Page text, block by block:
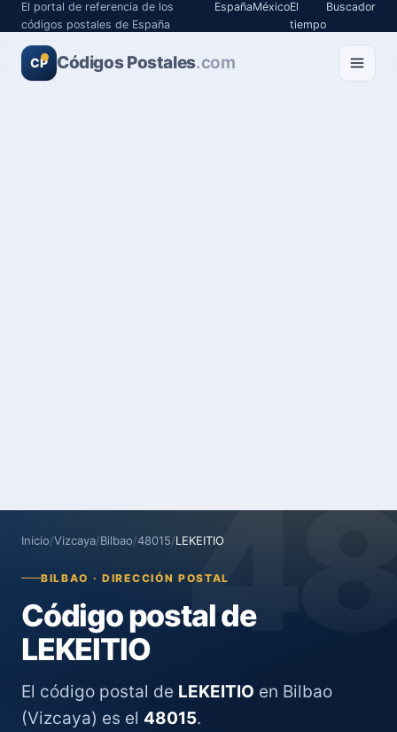
El portal de referencia de los
códigos postales de España
EspañaMéxicoEl
tiempo
Buscador
CP Códigos Postales.com
Inicio/Vizcaya/Bilbao/48015/LEKEITIO
BILBAO · DIRECCIÓN POSTAL
Código postal de
LEKEITIO
El código postal de LEKEITIO en Bilbao
(Vizcaya) es el 48015.